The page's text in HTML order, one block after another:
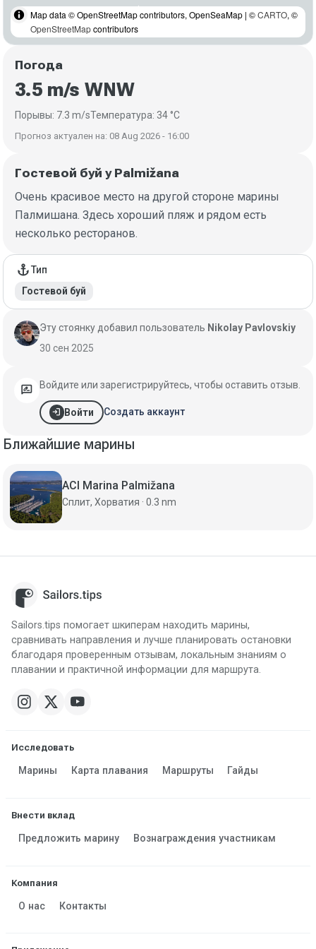
Гостевой буй у Palmižana
Очень красивое место на другой стороне марины
Палмишана. Здесь хороший пляж и рядом есть
несколько ресторанов.
Детали якорной стоянки
anchorТип
Гостевой буй
Эту стоянку добавил пользователь Nikolay Pavlovskiy
30 сен 2025
rate_review Войдите или зарегистрируйтесь, чтобы оставить отзыв.
login Войти Создать аккаунт
Map data © OpenStreetMap contributors, OpenSeaMap | ©CARTO, ©
OpenStreetMapcontributors
Погода
3.5 m/s WNW
Порывы: 7.3 m/sТемпература: 34 °C
Прогноз актуален на: 08 Aug 2026 - 16:00
Ближайшие марины
ACI Marina Palmižana
Сплит, Хорватия · 0.3 nm
Sailors.tips помогает шкиперам находить марины,
сравнивать направления и лучше планировать остановки
благодаря проверенным отзывам, локальным знаниям о
плавании и практичной информации для маршрута.
Исследовать
Марины Карта плавания Маршруты Гайды
Внести вклад
Предложить марину Вознаграждения участникам
Компания
О нас Контакты